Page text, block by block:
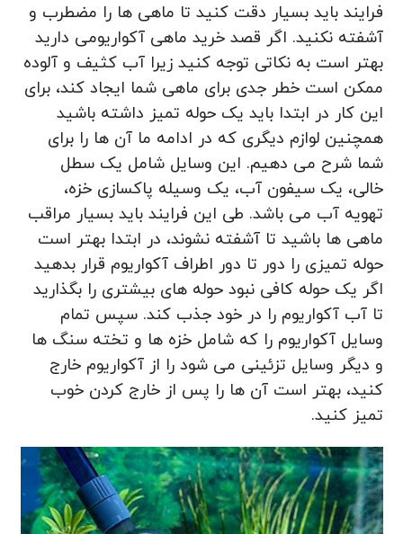
فرایند باید بسیار دقت کنید تا ماهی ها را مضطرب و
آشفته نکنید. اگر قصد خرید ماهی آکواریومی دارید
بهتر است به نکاتی توجه کنید زیرا آب کثیف و آلوده
ممکن است خطر جدی برای ماهی شما ایجاد ‌کند، برای
این کار در ابتدا باید یک حوله تمیز داشته باشید
همچنین لوازم دیگری که در ادامه ما آن ها را برای
شما شرح می دهیم. این وسایل شامل یک سطل
خالی، یک سیفون آب، یک وسیله پاکسازی خزه،
تهویه آب می باشد. طی این فرایند باید بسیار مراقب
ماهی ها باشید تا آشفته نشوند، در ابتدا بهتر است
حوله تمیزی را دور تا دور اطراف آکواریوم قرار بدهید
اگر یک حوله کافی نبود حوله های بیشتری را بگذارید
تا آب آکواریوم را در خود جذب کند. سپس تمام
وسایل آکواریوم را که شامل خزه ها و تخته سنگ ها
و دیگر وسایل تزئینی می شود را از آکواریوم خارج
کنید، بهتر است آن ها را پس از خارج کردن خوب
تمیز کنید.